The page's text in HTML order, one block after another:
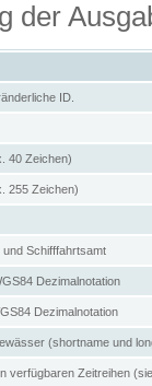
der
ID.
40 Zeichen)
255 Zeichen)
Schifffahrtsamt
Dezimalnotation
Dezimalnotation
(shortname und
verfügbaren Zeitreihen